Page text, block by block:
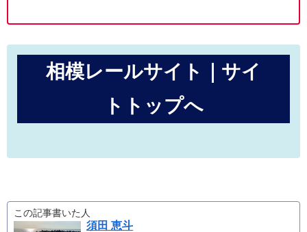
相模レールサイト｜サイ
トトップへ
この記事書いた人
須田 恵斗